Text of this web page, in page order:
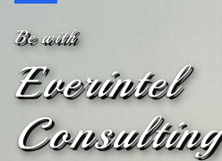
Be with
Everintel
Consulting